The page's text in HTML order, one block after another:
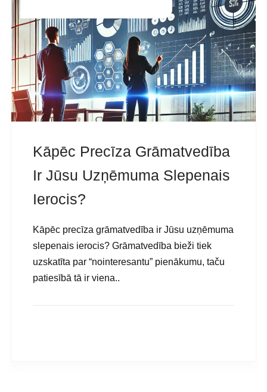
Kāpēc Precīza Grāmatvedība
Ir Jūsu Uzņēmuma Slepenais
Ierocis?
Kāpēc precīza grāmatvedība ir Jūsu uzņēmuma
slepenais ierocis? Grāmatvedība bieži tiek
uzskatīta par “nointeresantu” pienākumu, taču
patiesībā tā ir viena..